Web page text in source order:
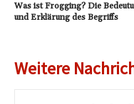
Was ist Frogging? Die
und Erklärung des Begriffs
Weitere